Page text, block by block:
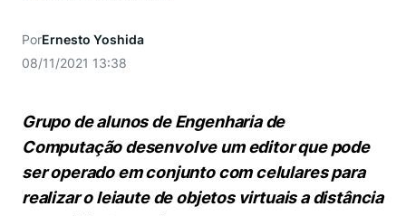
Todas as Engenharias
Engenharia de Computação
Engenharia de Produção
Prêmio Duda Ermírio de Moraes
Como funciona
Oportunidade de Negócios
Trabalhe conosco
Biblioteca Telles
Pesquisa na Graduação
Seminários Acadêmicos
Comitê de Ética em Pesquisa
Instagram
Linkedin
Direito
Busca por docentes
Áreas de Conhecimento
Ensino e aprendizagem
Visite o Insper
Canal de Ética
Ouvidoria
PorErnesto Yoshida
08/11/2021 13:38
Grupo de alunos de Engenharia de
Computação desenvolve um editor que pode
ser operado em conjunto com celulares para
realizar o leiaute de objetos virtuais a distância